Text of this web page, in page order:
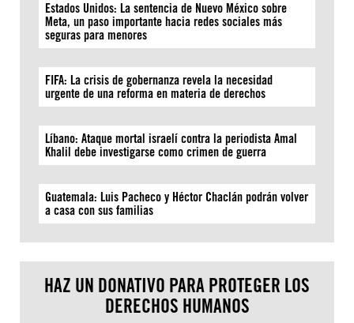
Estados Unidos: La sentencia de Nuevo México sobre
Meta, un paso importante hacia redes sociales más
seguras para menores
FIFA: La crisis de gobernanza revela la necesidad
urgente de una reforma en materia de derechos
Líbano: Ataque mortal israelí contra la periodista Amal
Khalil debe investigarse como crimen de guerra
Guatemala: Luis Pacheco y Héctor Chaclán podrán volver
a casa con sus familias
HAZ UN DONATIVO PARA PROTEGER LOS
DERECHOS HUMANOS